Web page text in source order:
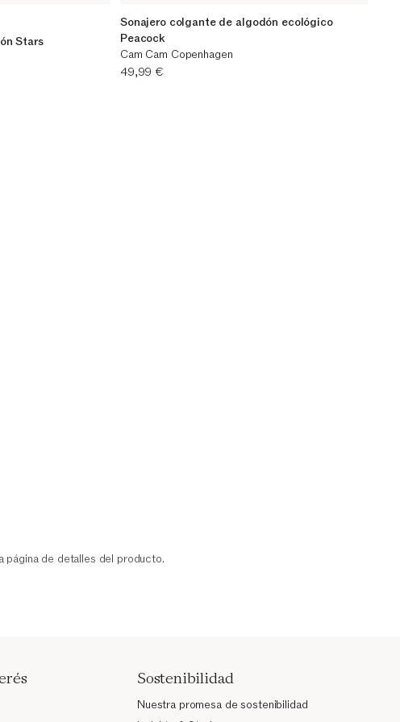
Stars
Sonajero colgante de algodón ecológico
Peacock
Cam Cam Copenhagen
Precio actual
49,99 €
página de detalles del producto.
Sostenibilidad
Nuestra promesa de sostenibilidad